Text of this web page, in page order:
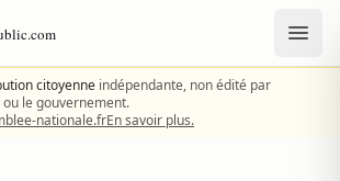
citoyenne indépendante, non édité par
le gouvernement.
nationale.frEn savoir plus.